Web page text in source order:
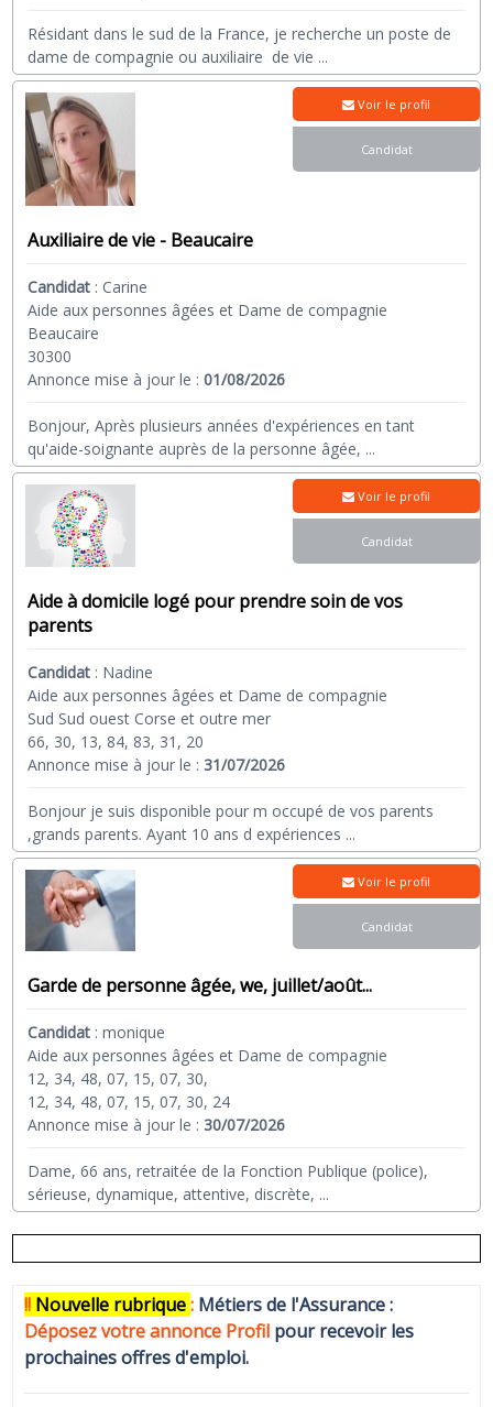
Résidant dans le sud de la France, je recherche un poste de
dame de compagnie ou auxiliaire de vie ...
Auxiliaire de vie - Beaucaire
Candidat : Carine
Aide aux personnes âgées et Dame de compagnie
Beaucaire
30300
Annonce mise à jour le :01/08/2026
Bonjour, Après plusieurs années d'expériences en tant
qu'aide-soignante auprès de la personne âgée, ...
Voir le profil
Candidat
Aide à domicile logé pour prendre soin de vos
parents
Candidat : Nadine
Aide aux personnes âgées et Dame de compagnie
Sud Sud ouest Corse et outre mer
66, 30, 13, 84, 83, 31, 20
Annonce mise à jour le :31/07/2026
Bonjour je suis disponible pour m occupé de vos parents
,grands parents. Ayant 10 ans d expériences ...
Voir le profil
Candidat
Garde de personne âgée, we, juillet/août...
Candidat :monique
Aide aux personnes âgées et Dame de compagnie
12, 34, 48, 07, 15, 07, 30,
12, 34, 48, 07, 15, 07, 30, 24
Annonce mise à jour le :30/07/2026
Dame, 66 ans, retraitée de la Fonction Publique (police),
sérieuse, dynamique, attentive, discrète, ...
Voir le profil
Candidat
!! Nouvelle rubrique: Métiers de l'Assurance :
Déposez votre annonce Profil pour recevoir les
prochaines offres d'emploi.